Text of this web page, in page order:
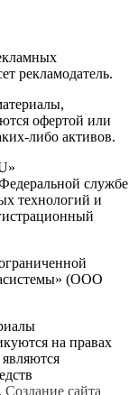
рекламодатель.
офертой или
либо активов.
службе
технологий и
(ООО
на правах
являются
Создание сайта